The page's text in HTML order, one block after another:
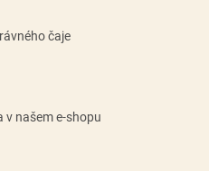
čaje
v našem e-shopu